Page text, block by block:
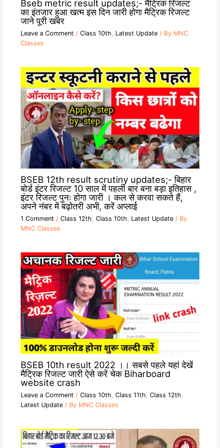
Bseb metric result updates;- मैट्रिक रिजल्ट
का इंतजार हुआ खत्म इस दिन जारी होगा मैट्रिक रिजल्ट
जाने पूरी खबर
Leave a Comment / Class 10th, Latest Update/ By MNC
Classes
BSEB 12th result scrutiny updates;- बिहार
बोर्ड इंटर रिजल्ट 10 साल में पहली बार बना बड़ा इतिहास ,
इंटर रिजल्ट पुनः होगा जारी । कल से करवा सकते हैं,
अपने नंबर में बढ़ोतरी अभी, करें अप्लाई
1 Comment / Class 12th, Class 10th, Latest Update/ By
MNC Classes
BSEB 10th result 2022 ।। सबसे पहले यहां देखें
मैट्रिक रिजल्ट जारी ऐसे करें चेक Biharboard
website crash
Leave a Comment / Class 10th, Class 11th, Class 12th,
Latest Update/ By MNC Classes